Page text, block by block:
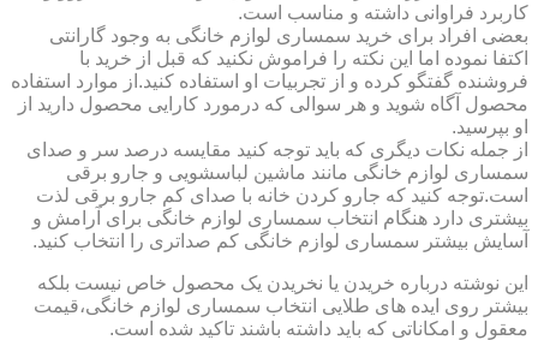
کاربرد فراوانی داشته و مناسب است.
بعضی افراد برای خرید سمساری لوازم خانگی به وجود گارانتی
اکتفا نموده اما این نکته را فراموش نکنید که قبل از خرید با
فروشنده گفتگو کرده و از تجربیات او استفاده کنید.از موارد استفاده
محصول آگاه شوید و هر سوالی که درمورد کارایی محصول دارید از
او بپرسید.
از جمله نکات دیگری که باید توجه کنید مقایسه درصد سر و صدای
سمساری لوازم خانگی مانند ماشین لباسشویی و جارو برقی
است.توجه کنید که جارو کردن خانه با صدای کم جارو برقی لذت
بیشتری دارد هنگام انتخاب سمساری لوازم خانگی برای آرامش و
آسایش بیشتر سمساری لوازم خانگی کم صداتری را انتخاب کنید.
این نوشته درباره خریدن یا نخریدن یک محصول خاص نیست بلکه
بیشتر روی ایده های طلایی انتخاب سمساری لوازم خانگی،قیمت
معقول و امکاناتی که باید داشته باشند تاکید شده است.